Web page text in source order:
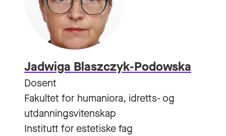
Jadwiga Blaszczyk-Podowska
Dosent
Fakultet for humaniora, idretts- og
utdanningsvitenskap
Institutt for estetiske fag